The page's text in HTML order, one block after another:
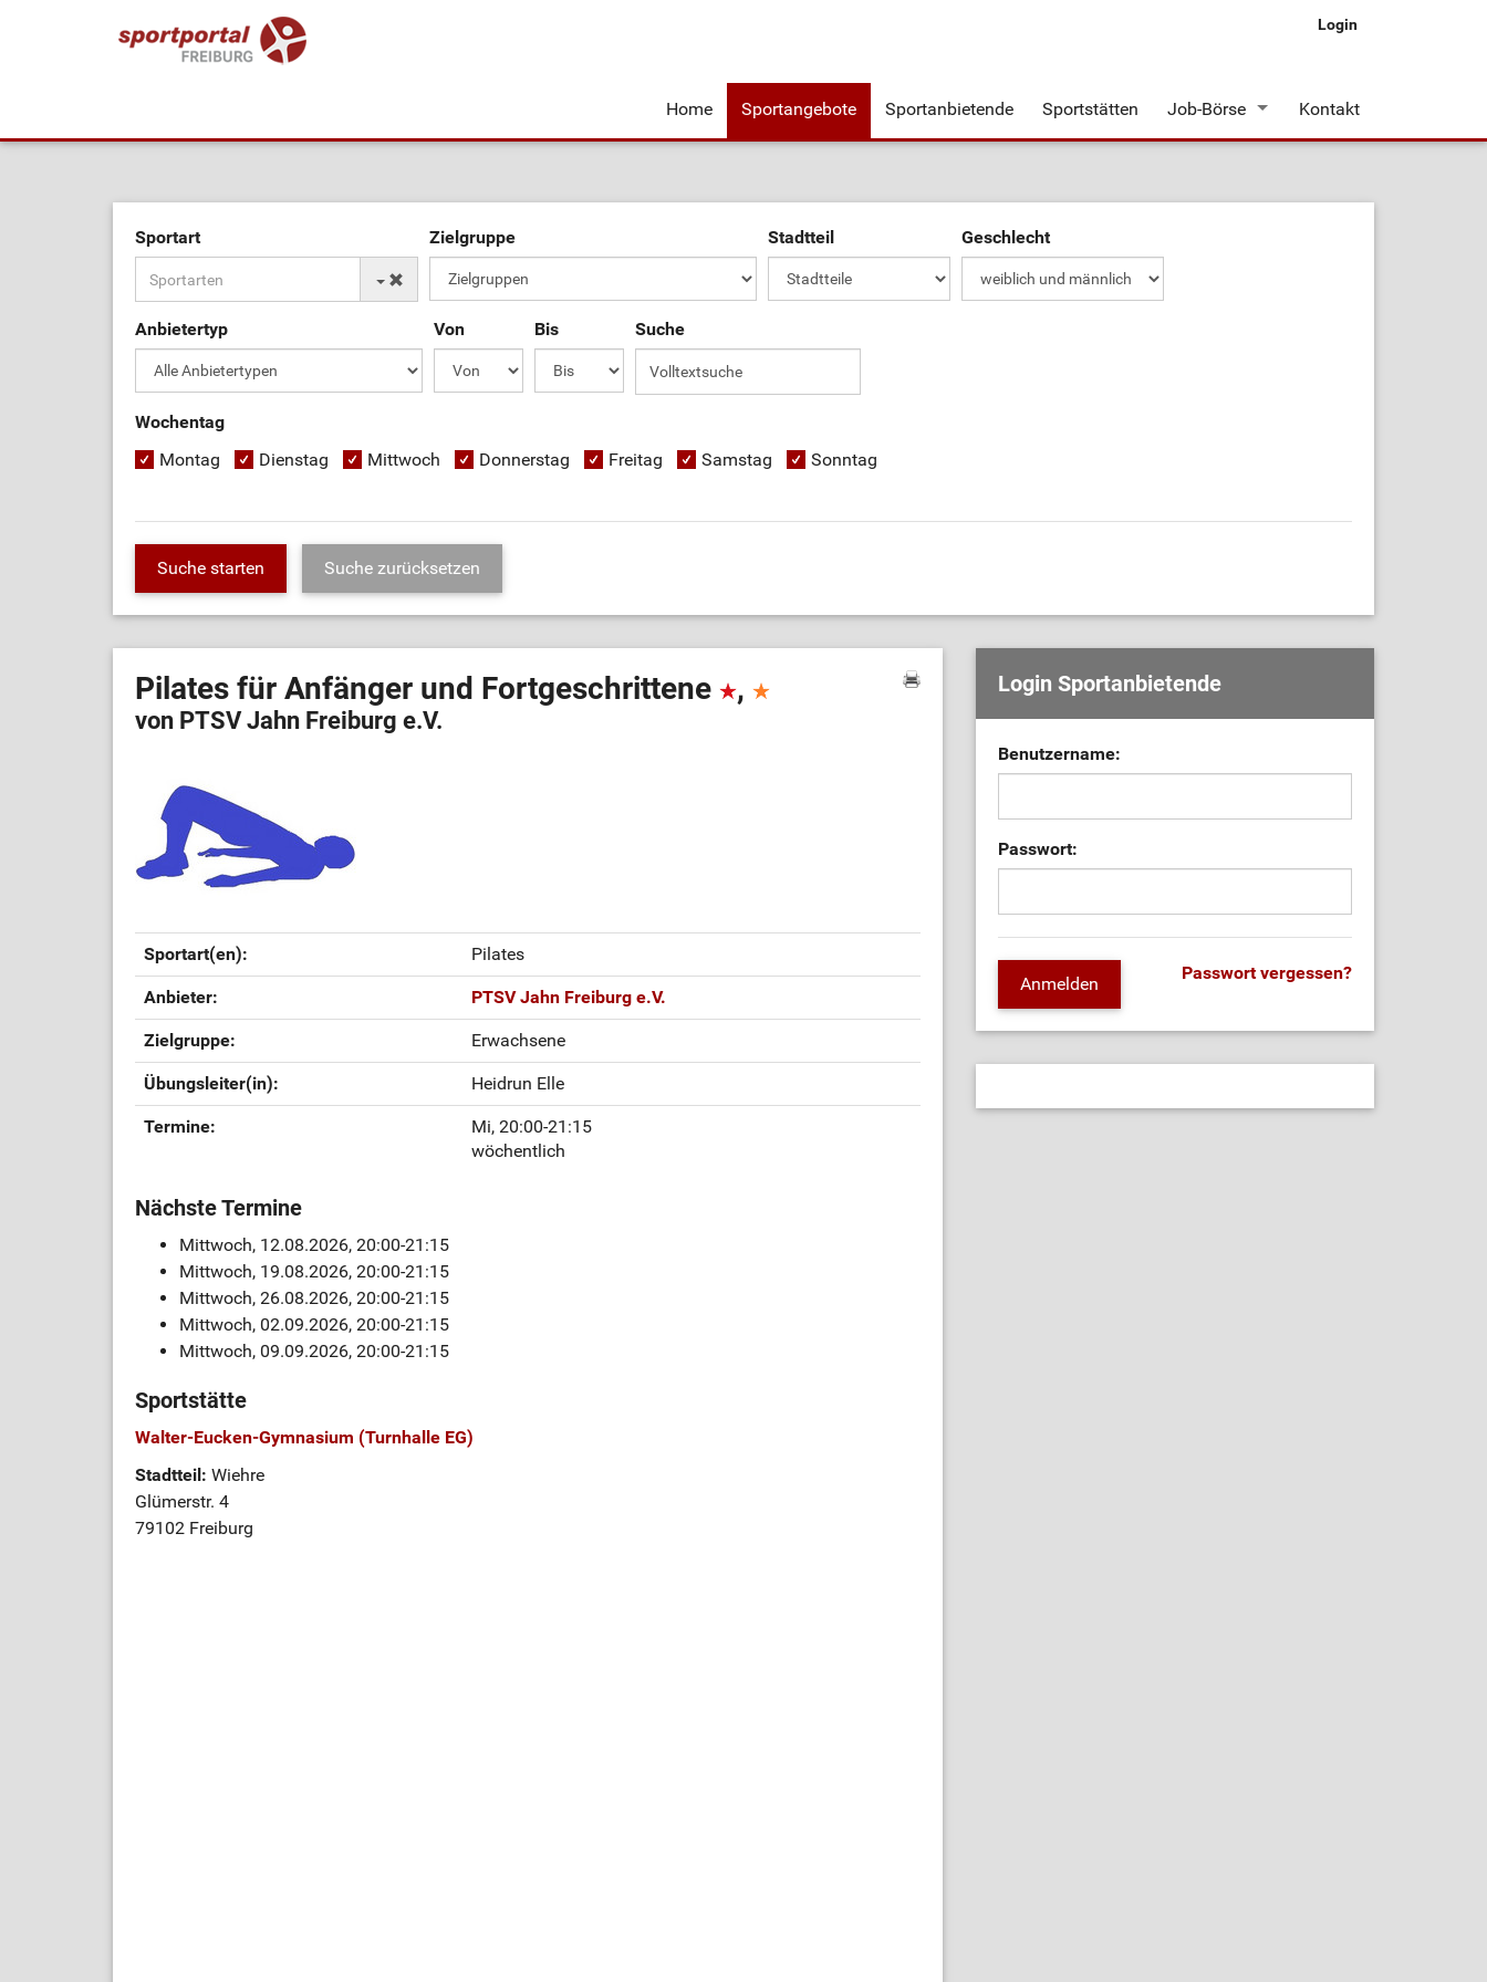
Login
Home Sportangebote Sportanbietende Sportstätten Job-Börse Kontakt
Sportart Zielgruppe Stadtteil Geschlecht
Anbietertyp Von Bis Suche
Wochentag
Montag
Dienstag Mittwoch Donnerstag Freitag Samstag Sonntag
Pilates für Anfänger und Fortgeschrittene ,
von PTSV Jahn Freiburg e.V.
Sportart(en): Pilates
Anbieter: PTSV Jahn Freiburg e.V.
Zielgruppe: Erwachsene
Übungsleiter(in): Heidrun Elle
Termine:
Mi, 20:00-21:15
wöchentlich
Nächste Termine
Mittwoch, 12.08.2026, 20:00-21:15
Mittwoch, 19.08.2026, 20:00-21:15
Mittwoch, 26.08.2026, 20:00-21:15
Mittwoch, 02.09.2026, 20:00-21:15
Mittwoch, 09.09.2026, 20:00-21:15
Sportstätte
Walter-Eucken-Gymnasium (Turnhalle EG)
Stadtteil: Wiehre
Glümerstr. 4
79102 Freiburg
Login Sportanbietende
Benutzername:
Passwort:
Passwort vergessen?